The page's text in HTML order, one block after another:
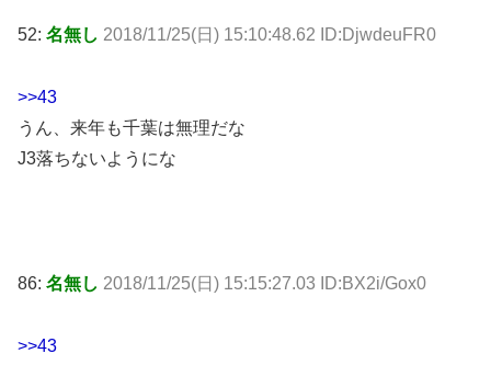
52: 名無し 2018/11/25(日) 15:10:48.62 ID:DjwdeuFR0
>>43
うん、来年も千葉は無理だな
J3落ちないようにな
86: 名無し 2018/11/25(日) 15:15:27.03 ID:BX2i/Gox0
>>43